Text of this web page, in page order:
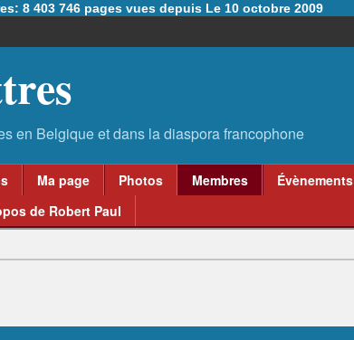
8 403 746 pages vues depuis Le 10 octobre 2009
Ma page Photos Membres Évènements
de Robert Paul